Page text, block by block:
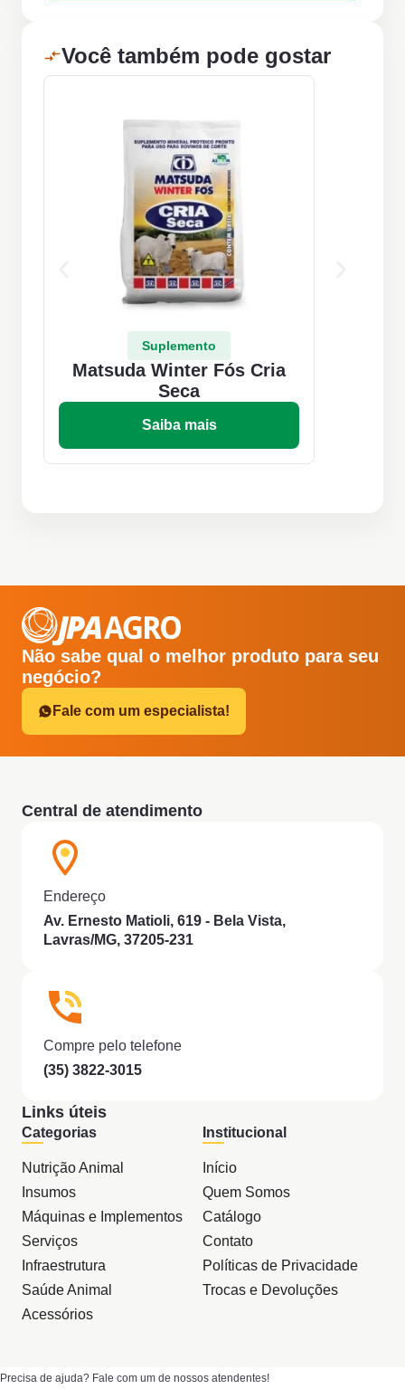
Você também pode gostar
Suplemento
Matsuda Winter Fós Cria
Seca
Saiba mais
Não sabe qual o melhor produto para seu
negócio?
Fale com um especialista!
Central de atendimento
Endereço
Av. Ernesto Matioli, 619 - Bela Vista,
Lavras/MG, 37205-231
Compre pelo telefone
(35) 3822-3015
Links úteis
Categorias
Nutrição Animal
Insumos
Máquinas e Implementos
Serviços
Infraestrutura
Saúde Animal
Acessórios
Institucional
Início
Quem Somos
Catálogo
Contato
Políticas de Privacidade
Trocas e Devoluções
Precisa de ajuda? Fale com um de nossos atendentes!